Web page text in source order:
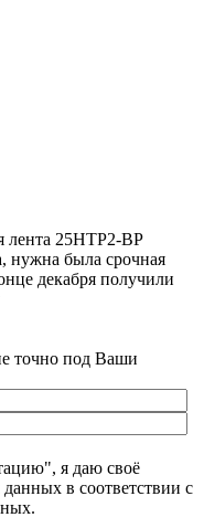
лента 25НТР2-ВР
нужна была срочная
декабря получили
точно под Ваши
я даю своё
в соответствии с